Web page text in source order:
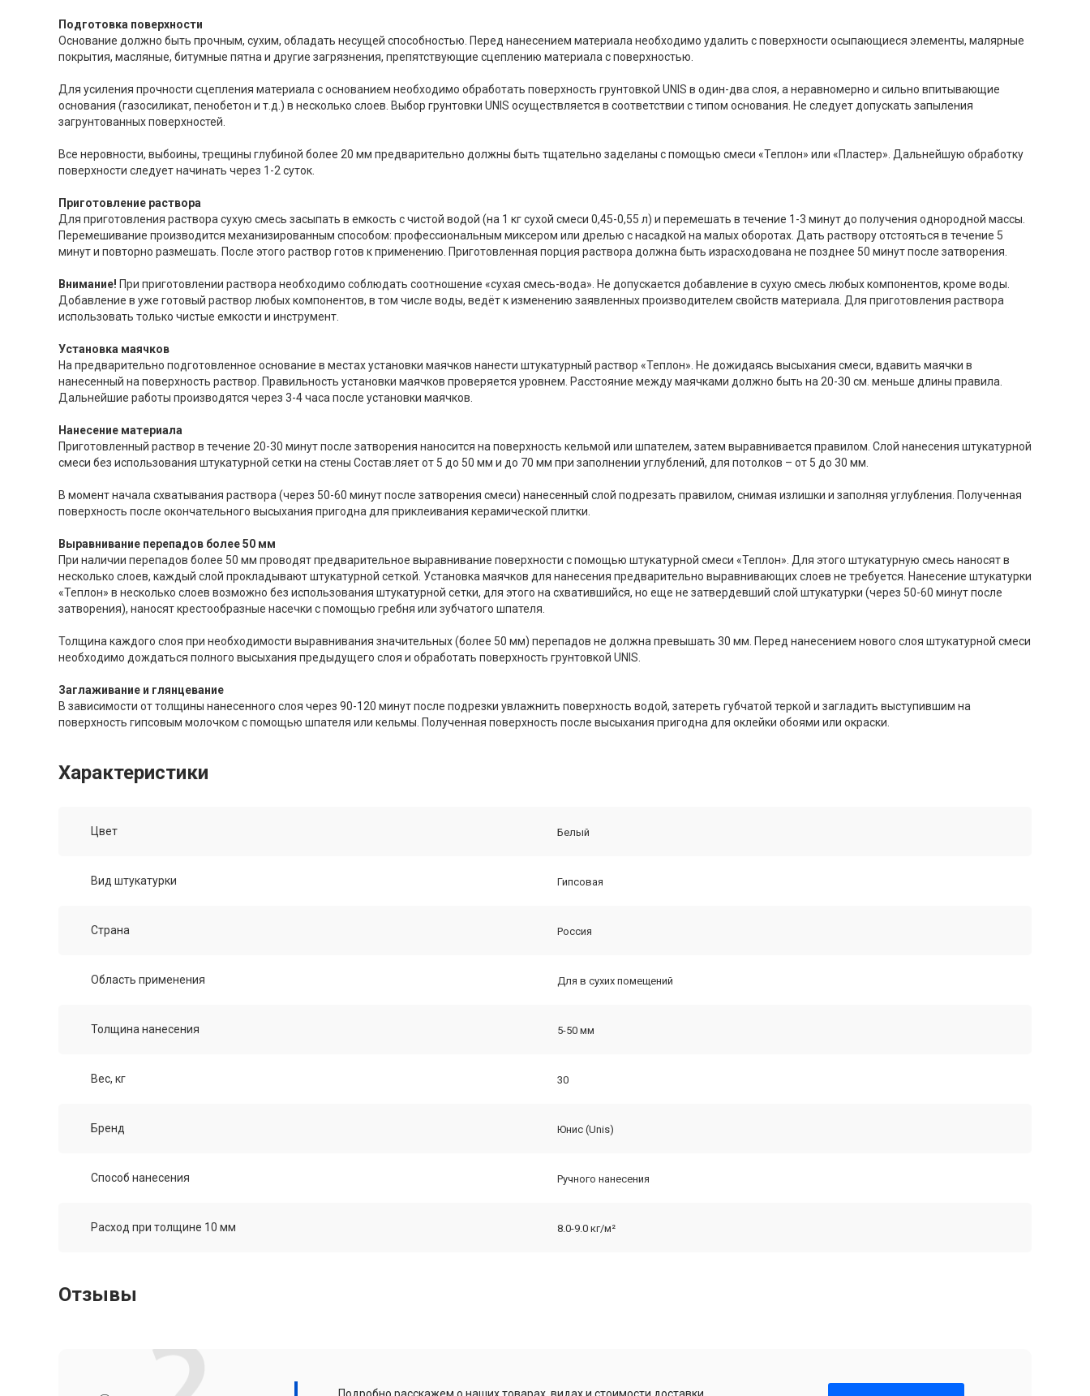
Подготовка поверхности
Основание должно быть прочным, сухим, обладать несущей способностью. Перед нанесением материала необходимо удалить с поверхности осыпающиеся элементы, малярные
покрытия, масляные, битумные пятна и другие загрязнения, препятствующие сцеплению материала с поверхностью.
Для усиления прочности сцепления материала с основанием необходимо обработать поверхность грунтовкой UNIS в один-два слоя, а неравномерно и сильно впитывающие
основания (газосиликат, пенобетон и т.д.) в несколько слоев. Выбор грунтовки UNIS осуществляется в соответствии с типом основания. Не следует допускать запыления
загрунтованных поверхностей.
Все неровности, выбоины, трещины глубиной более 20 мм предварительно должны быть тщательно заделаны с помощью смеси «Теплон» или «Пластер». Дальнейшую обработку
поверхности следует начинать через 1-2 суток.
Приготовление раствора
Для приготовления раствора сухую смесь засыпать в емкость с чистой водой (на 1 кг сухой смеси 0,45-0,55 л) и перемешать в течение 1-3 минут до получения однородной массы.
Перемешивание производится механизированным способом: профессиональным миксером или дрелью с насадкой на малых оборотах. Дать раствору отстояться в течение 5
минут и повторно размешать. После этого раствор готов к применению. Приготовленная порция раствора должна быть израсходована не позднее 50 минут после затворения.
Внимание! При приготовлении раствора необходимо соблюдать соотношение «сухая смесь-вода». Не допускается добавление в сухую смесь любых компонентов, кроме воды.
Добавление в уже готовый раствор любых компонентов, в том числе воды, ведёт к изменению заявленных производителем свойств материала. Для приготовления раствора
использовать только чистые емкости и инструмент.
Установка маячков
На предварительно подготовленное основание в местах установки маячков нанести штукатурный раствор «Теплон». Не дожидаясь высыхания смеси, вдавить маячки в
нанесенный на поверхность раствор. Правильность установки маячков проверяется уровнем. Расстояние между маячками должно быть на 20-30 см. меньше длины правила.
Дальнейшие работы производятся через 3-4 часа после установки маячков.
Нанесение материала
Приготовленный раствор в течение 20-30 минут после затворения наносится на поверхность кельмой или шпателем, затем выравнивается правилом. Слой нанесения штукатурной
смеси без использования штукатурной сетки на стены Состав:ляет от 5 до 50 мм и до 70 мм при заполнении углублений, для потолков – от 5 до 30 мм.
В момент начала схватывания раствора (через 50-60 минут после затворения смеси) нанесенный слой подрезать правилом, снимая излишки и заполняя углубления. Полученная
поверхность после окончательного высыхания пригодна для приклеивания керамической плитки.
Выравнивание перепадов более 50 мм
При наличии перепадов более 50 мм проводят предварительное выравнивание поверхности с помощью штукатурной смеси «Теплон». Для этого штукатурную смесь наносят в
несколько слоев, каждый слой прокладывают штукатурной сеткой. Установка маячков для нанесения предварительно выравнивающих слоев не требуется. Нанесение штукатурки
«Теплон» в несколько слоев возможно без использования штукатурной сетки, для этого на схватившийся, но еще не затвердевший слой штукатурки (через 50-60 минут после
затворения), наносят крестообразные насечки с помощью гребня или зубчатого шпателя.
Толщина каждого слоя при необходимости выравнивания значительных (более 50 мм) перепадов не должна превышать 30 мм. Перед нанесением нового слоя штукатурной смеси
необходимо дождаться полного высыхания предыдущего слоя и обработать поверхность грунтовкой UNIS.
Заглаживание и глянцевание
В зависимости от толщины нанесенного слоя через 90-120 минут после подрезки увлажнить поверхность водой, затереть губчатой теркой и загладить выступившим на
поверхность гипсовым молочком с помощью шпателя или кельмы. Полученная поверхность после высыхания пригодна для оклейки обоями или окраски.
Характеристики
Цвет Белый
Вид штукатурки Гипсовая
Страна Россия
Область применения Для в сухих помещений
Толщина нанесения 5-50 мм
Вес, кг 30
Бренд Юнис (Unis)
Способ нанесения Ручного нанесения
Расход при толщине 10 мм 8.0-9.0 кг/м²
Отзывы